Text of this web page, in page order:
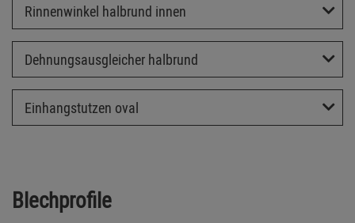
Rinnenwinkel halbrund innen
Dehnungsausgleicher halbrund
Einhangstutzen oval
Blechprofile